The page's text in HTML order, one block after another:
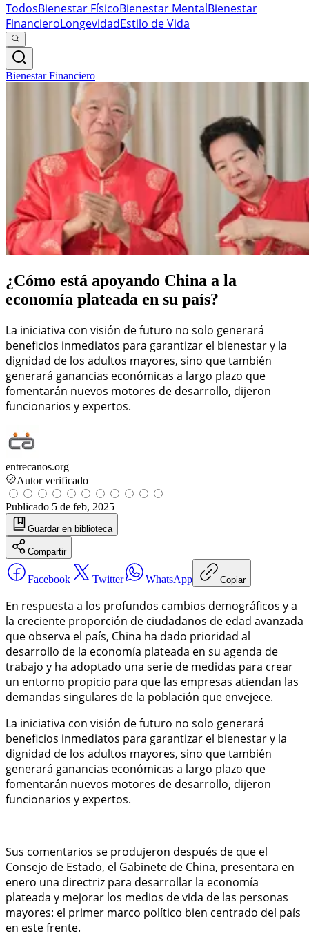
TodosBienestar FísicoBienestar MentalBienestar
FinancieroLongevidadEstilo de Vida
Bienestar Financiero
¿Cómo está apoyando China a la
economía plateada en su país?
La iniciativa con visión de futuro no solo generará
beneficios inmediatos para garantizar el bienestar y la
dignidad de los adultos mayores, sino que también
generará ganancias económicas a largo plazo que
fomentarán nuevos motores de desarrollo, dijeron
funcionarios y expertos.
entrecanos.org
Autor verificado
Publicado 5 de feb, 2025
Guardar en biblioteca
Compartir
Facebook Twitter WhatsApp Copiar
En respuesta a los profundos cambios demográficos y a
la creciente proporción de ciudadanos de edad avanzada
que observa el país, China ha dado prioridad al
desarrollo de la economía plateada en su agenda de
trabajo y ha adoptado una serie de medidas para crear
un entorno propicio para que las empresas atiendan las
demandas singulares de la población que envejece.
La iniciativa con visión de futuro no solo generará
beneficios inmediatos para garantizar el bienestar y la
dignidad de los adultos mayores, sino que también
generará ganancias económicas a largo plazo que
fomentarán nuevos motores de desarrollo, dijeron
funcionarios y expertos.
Sus comentarios se produjeron después de que el
Consejo de Estado, el Gabinete de China, presentara en
enero una directriz para desarrollar la economía
plateada y mejorar los medios de vida de las personas
mayores: el primer marco político bien centrado del país
en este frente.